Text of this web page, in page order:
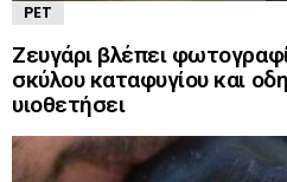
PET
Ζευγάρι βλέπει
σκύλου καταφυγίου και
υιοθετήσει